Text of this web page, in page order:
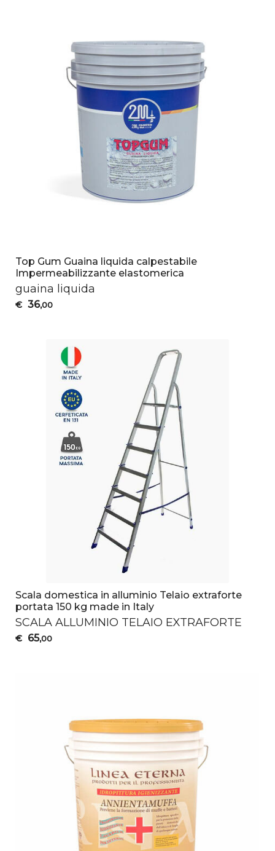
Top Gum Guaina liquida calpestabile
Impermeabilizzante elastomerica
guaina liquida
€ 36,00
Scala domestica in alluminio Telaio extraforte
portata 150 kg made in Italy
SCALA ALLUMINIO TELAIO EXTRAFORTE
€ 65,00